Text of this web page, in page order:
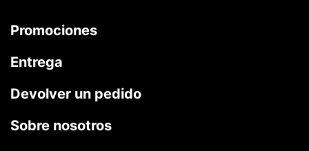
Promociones
Entrega
Devolver un pedido
Sobre nosotros